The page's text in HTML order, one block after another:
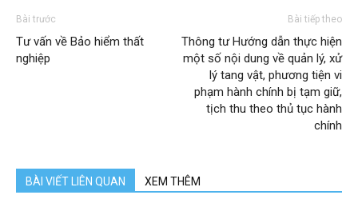
Bài trước
Tư vấn về Bảo hiểm thất
nghiệp
Bài tiếp theo
Thông tư Hướng dẫn thực hiện
một số nội dung về quản lý, xử
lý tang vật, phương tiện vi
phạm hành chính bị tạm giữ,
tịch thu theo thủ tục hành
chính
BÀI VIẾT LIÊN QUAN XEM THÊM